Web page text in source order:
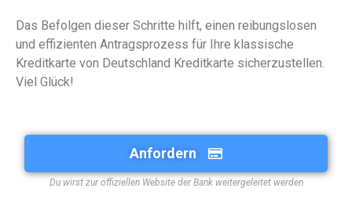
Das Befolgen dieser Schritte hilft, einen reibungslosen
und effizienten Antragsprozess für Ihre klassische
Kreditkarte von Deutschland Kreditkarte sicherzustellen.
Viel Glück!
Anfordern
Du wirst zur offiziellen Website der Bank weitergeleitet werden